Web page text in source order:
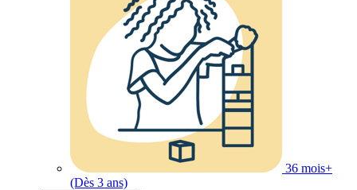
36 mois+
(Dès 3 ans)